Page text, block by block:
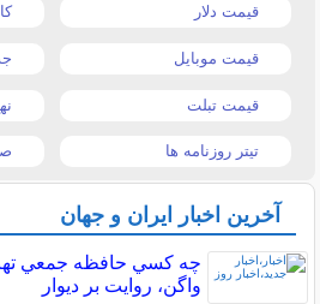
قیمت دلار
قیمت موبایل
قیمت تبلت
تیتر روزنامه ها
آخرین اخبار ایران و جهان
چه كسي حافظه جمعي
واگن، روايت بر ديوار